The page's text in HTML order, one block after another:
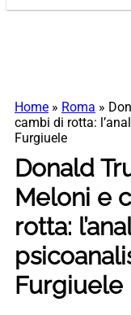
Home » Roma »
cambi di rotta:
Furgiuele
Donald
Meloni e
rotta:
Furgiuele